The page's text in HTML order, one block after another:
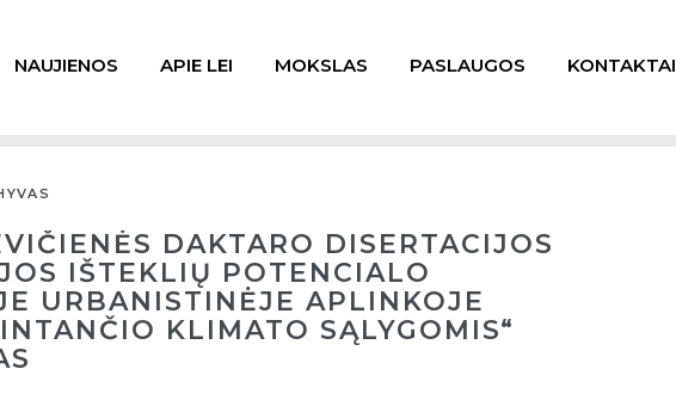
NAUJIENOS APIE LEI MOKSLAS PASLAUGOS KONTAKTAI
DAKTARO DISERTACIJOS
IŠTEKLIŲ POTENCIALO
URBANISTINĖJE APLINKOJE
KLIMATO SĄLYGOMIS“